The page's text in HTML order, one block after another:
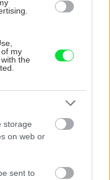
my
the
storage
on web or
sent to
ruža nie je všetko!
5 izbových rastlín